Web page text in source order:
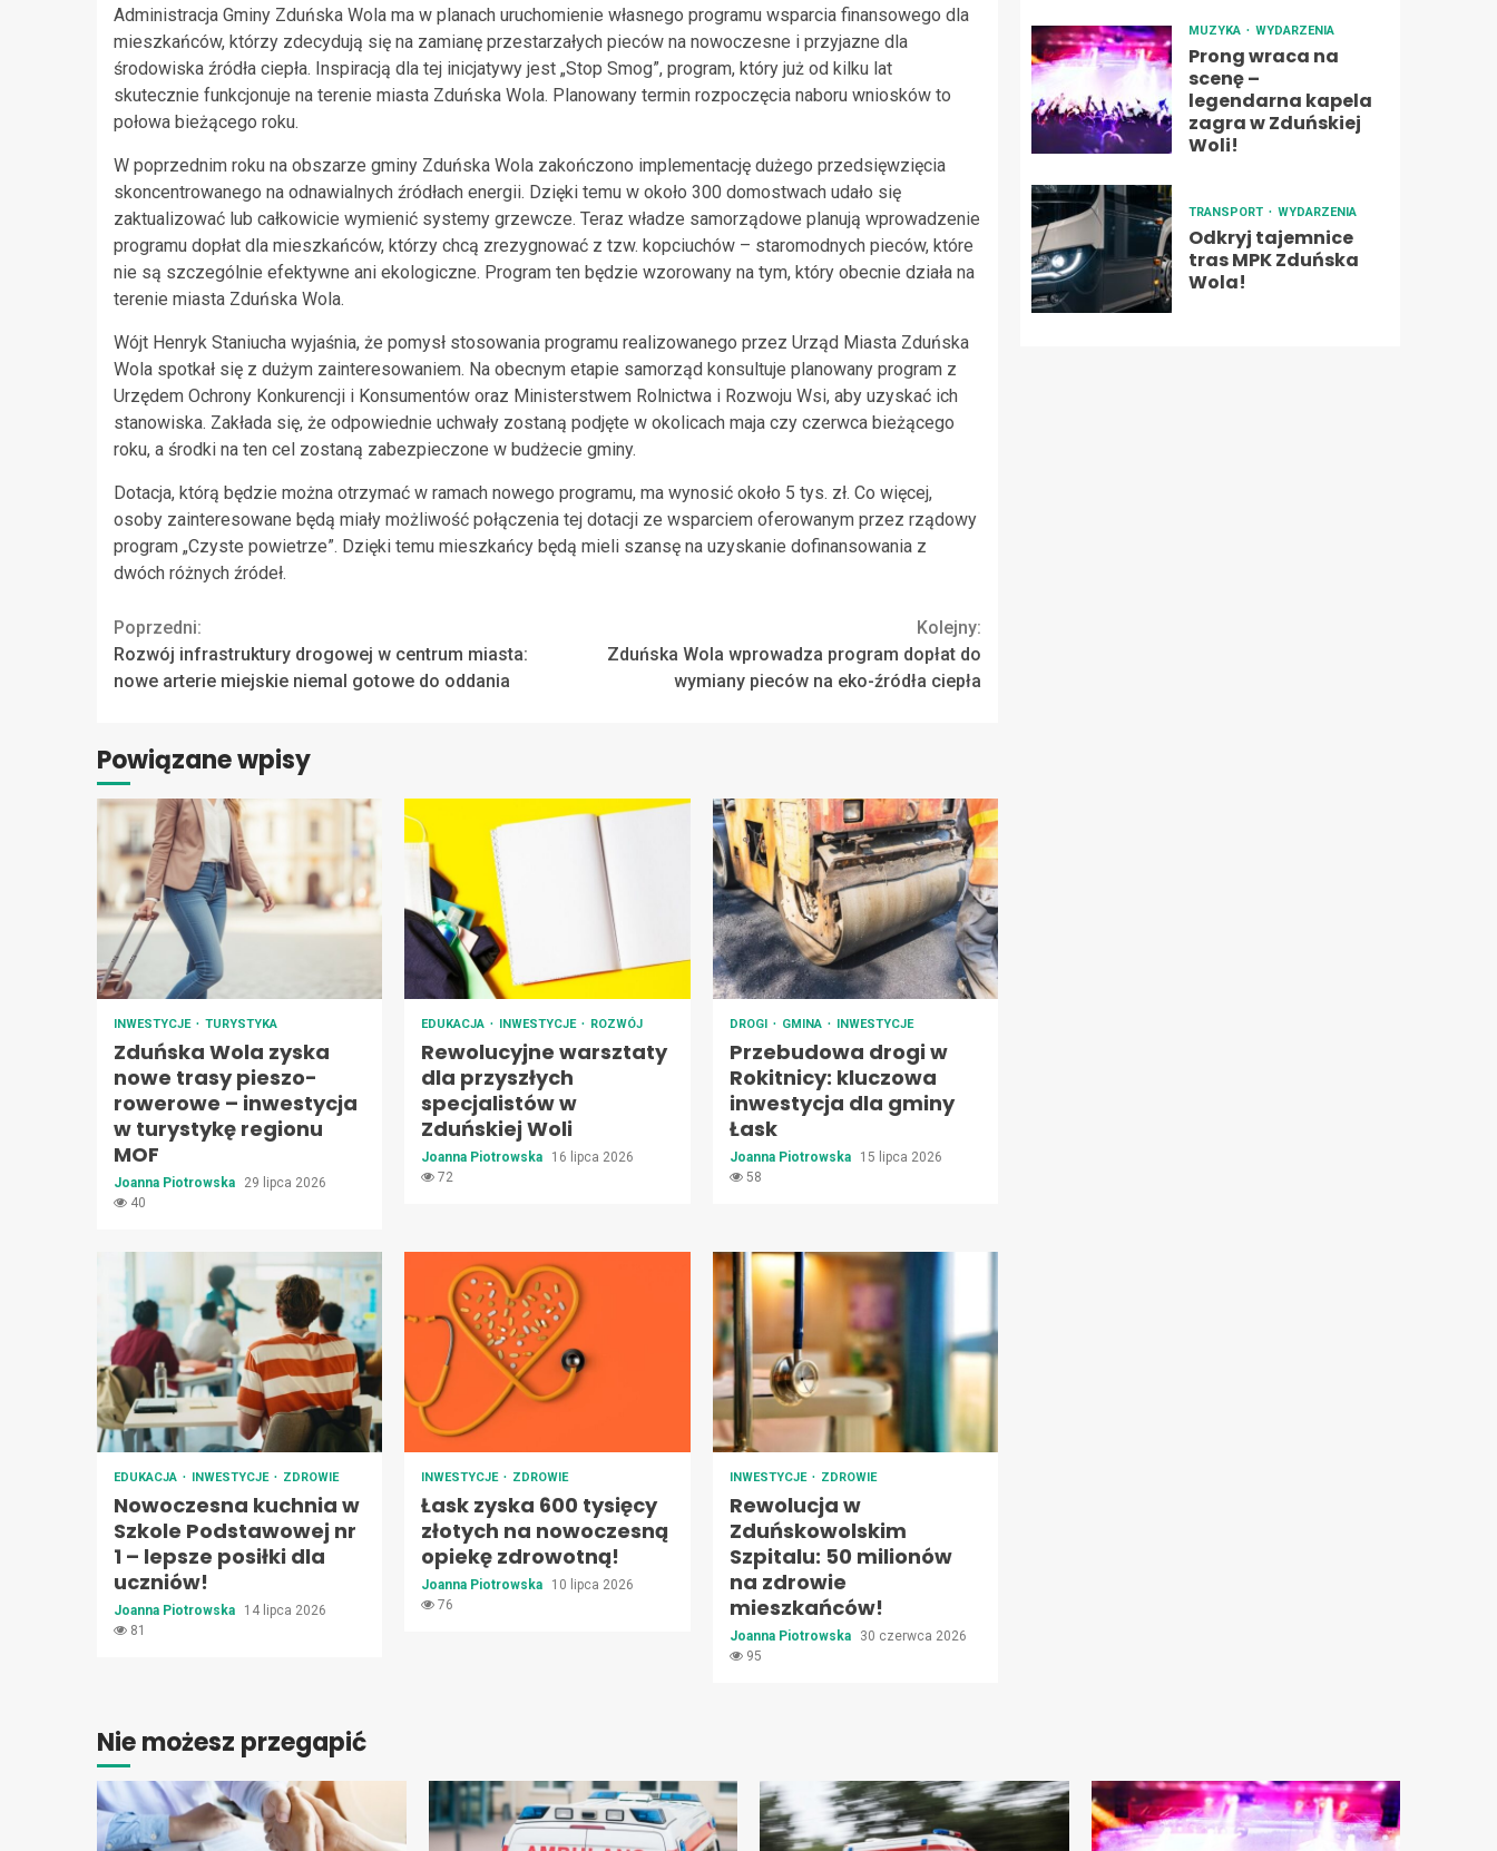
Administracja Gminy Zduńska Wola ma w planach uruchomienie własnego programu wsparcia finansowego dla
mieszkańców, którzy zdecydują się na zamianę przestarzałych pieców na nowoczesne i przyjazne dla
środowiska źródła ciepła. Inspiracją dla tej inicjatywy jest „Stop Smog”, program, który już od kilku lat
skutecznie funkcjonuje na terenie miasta Zduńska Wola. Planowany termin rozpoczęcia naboru wniosków to
połowa bieżącego roku.
W poprzednim roku na obszarze gminy Zduńska Wola zakończono implementację dużego przedsięwzięcia
skoncentrowanego na odnawialnych źródłach energii. Dzięki temu w około 300 domostwach udało się
zaktualizować lub całkowicie wymienić systemy grzewcze. Teraz władze samorządowe planują wprowadzenie
programu dopłat dla mieszkańców, którzy chcą zrezygnować z tzw. kopciuchów – staromodnych pieców, które
nie są szczególnie efektywne ani ekologiczne. Program ten będzie wzorowany na tym, który obecnie działa na
terenie miasta Zduńska Wola.
Wójt Henryk Staniucha wyjaśnia, że pomysł stosowania programu realizowanego przez Urząd Miasta Zduńska
Wola spotkał się z dużym zainteresowaniem. Na obecnym etapie samorząd konsultuje planowany program z
Urzędem Ochrony Konkurencji i Konsumentów oraz Ministerstwem Rolnictwa i Rozwoju Wsi, aby uzyskać ich
stanowiska. Zakłada się, że odpowiednie uchwały zostaną podjęte w okolicach maja czy czerwca bieżącego
roku, a środki na ten cel zostaną zabezpieczone w budżecie gminy.
Dotacja, którą będzie można otrzymać w ramach nowego programu, ma wynosić około 5 tys. zł. Co więcej,
osoby zainteresowane będą miały możliwość połączenia tej dotacji ze wsparciem oferowanym przez rządowy
program „Czyste powietrze”. Dzięki temu mieszkańcy będą mieli szansę na uzyskanie dofinansowania z
dwóch różnych źródeł.
Continue
Reading
Poprzedni:
Rozwój infrastruktury drogowej w centrum miasta:
nowe arterie miejskie niemal gotowe do oddania
Kolejny:
Zduńska Wola wprowadza program dopłat do
wymiany pieców na eko-źródła ciepła
Powiązane wpisy
INWESTYCJE TURYSTYKA
Zduńska Wola zyska
nowe trasy pieszo-
rowerowe – inwestycja
w turystykę regionu
MOF
Joanna Piotrowska
29 lipca 2026
40
EDUKACJA INWESTYCJE ROZWÓJ
Rewolucyjne warsztaty
dla przyszłych
specjalistów w
Zduńskiej Woli
Joanna Piotrowska
16 lipca 2026
72
DROGI GMINA INWESTYCJE
Przebudowa drogi w
Rokitnicy: kluczowa
inwestycja dla gminy
Łask
Joanna Piotrowska
15 lipca 2026
58
EDUKACJA INWESTYCJE ZDROWIE
Nowoczesna kuchnia w
Szkole Podstawowej nr
1 – lepsze posiłki dla
uczniów!
Joanna Piotrowska
14 lipca 2026
81
INWESTYCJE ZDROWIE
Łask zyska 600 tysięcy
złotych na nowoczesną
opiekę zdrowotną!
Joanna Piotrowska
10 lipca 2026
76
INWESTYCJE ZDROWIE
Rewolucja w
Zduńskowolskim
Szpitalu: 50 milionów
na zdrowie
mieszkańców!
Joanna Piotrowska
30 czerwca 2026
95
MUZYKA WYDARZENIA
Prong wraca na
scenę –
legendarna kapela
zagra w Zduńskiej
Woli!
TRANSPORT WYDARZENIA
Odkryj tajemnice
tras MPK Zduńska
Wola!
Nie możesz przegapić